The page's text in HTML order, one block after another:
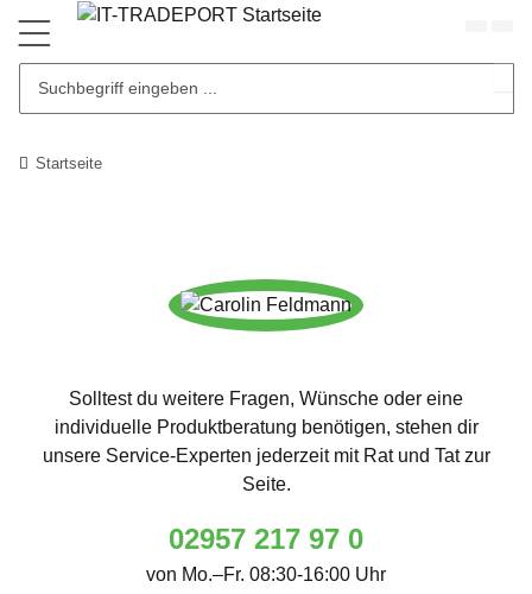
Startseite
Solltest du weitere Fragen, Wünsche oder eine
individuelle Produktberatung benötigen, stehen dir
unsere Service-Experten jederzeit mit Rat und Tat zur
Seite.
02957 217 97 0
von Mo.–Fr. 08:30-16:00 Uhr